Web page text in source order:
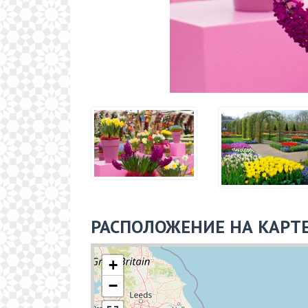
РАСПОЛОЖЕНИЕ НА
+
−